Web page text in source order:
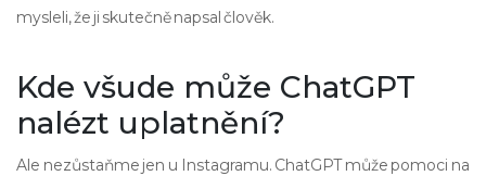
mysleli, že ji skutečně napsal člověk.
Kde všude může ChatGPT
nalézt uplatnění?
Ale nezůstaňme jen u Instagramu. ChatGPT může pomoci na